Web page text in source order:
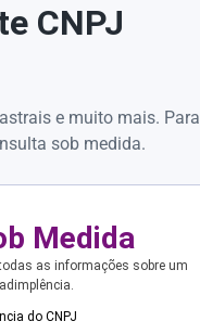
CNPJ
e muito mais. Para
sob medida.
Medida
as informações sobre um
do CNPJ